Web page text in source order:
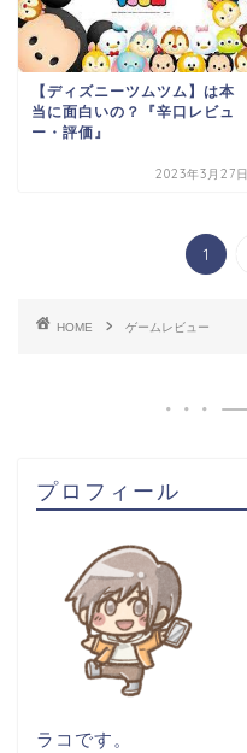
【ディズニーツムツム】は本
当に面白いの？『辛口レビュ
ー・評価』
2023年3月27日
1
HOME ゲームレビュー
プロフィール
ラコです。